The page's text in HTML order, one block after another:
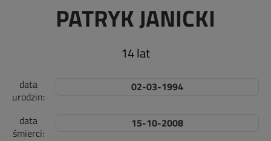
PATRYK JANICKI
14 lat
data
urodzin:
02-03-1994
data
śmierci:
15-10-2008